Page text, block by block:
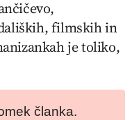
filmskih in
je toliko,
članka.